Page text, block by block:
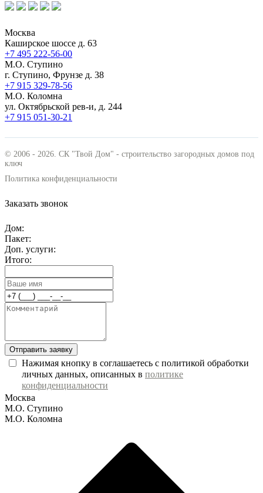
Москва
Каширское шоссе д. 63
+7 495 222-56-00
М.О. Ступино
г. Ступино, Фрунзе д. 38
+7 915 329-78-56
М.О. Коломна
ул. Октябрьской рев-и, д. 244
+7 915 051-30-21
© 2006 - 2026. СК "Твой Дом" - строительство загородных домов под
ключ
Политика конфиденциальности
Заказать звонок
Дом:
Пакет:
Доп. услуги:
Итого:
Отправить заявку
Нажимая кнопку в соглашаетесь с политикой обработки
личных данных, описанных в политике
конфиденциальности
Москва
М.О. Ступино
М.О. Коломна